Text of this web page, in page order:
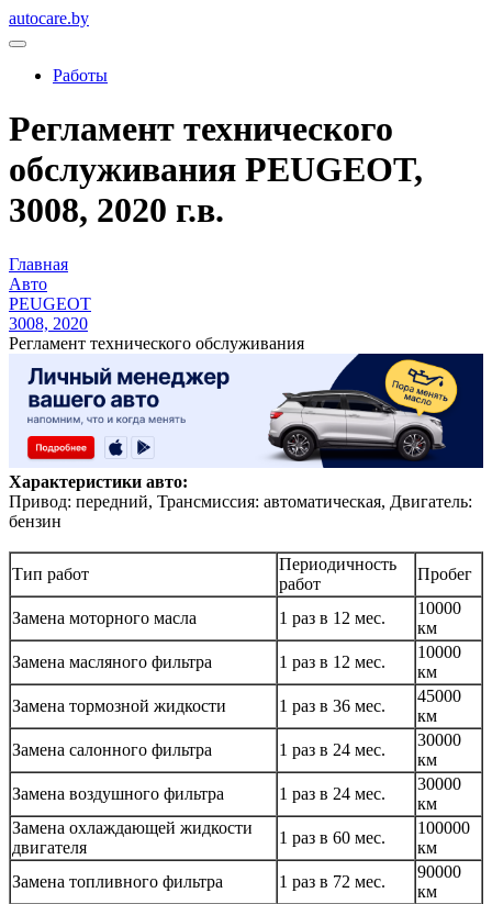
autocare.by
Работы
Регламент технического
обслуживания PEUGEOT,
3008, 2020 г.в.
Главная
Авто
PEUGEOT
3008, 2020
Регламент технического обслуживания
Характеристики авто:
Привод: передний, Трансмиссия: автоматическая, Двигатель:
бензин
Тип работ
Периодичность
работ
Пробег
Замена моторного масла 1 раз в 12 мес.
10000
км
Замена масляного фильтра
1 раз в 12 мес.
10000
км
Замена тормозной жидкости
1 раз в 36 мес.
45000
км
Замена салонного фильтра
1 раз в 24 мес.
30000
км
Замена воздушного фильтра
1 раз в 24 мес.
30000
км
Замена охлаждающей жидкости
двигателя
1 раз в 60 мес.
100000
км
Замена топливного фильтра
1 раз в 72 мес.
90000
км